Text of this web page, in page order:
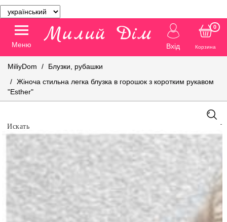
Меню Вхід Корзина
0
MiliyDom
Блузки, рубашки
Жіноча стильна легка блузка в горошок з коротким рукавом
"Esther"